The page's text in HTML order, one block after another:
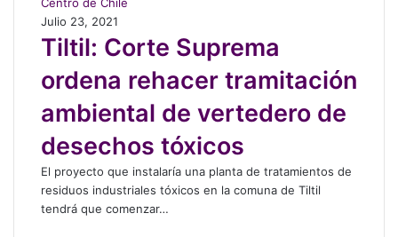
i
l
i
:
o
r
t
e
Julio 23, 2021
Tiltil: Corte Suprema
ordena rehacer tramitación
ambiental de vertedero de
desechos tóxicos
El proyecto que instalaría una planta de tratamientos de
residuos industriales tóxicos en la comuna de Tiltil
tendrá que comenzar…